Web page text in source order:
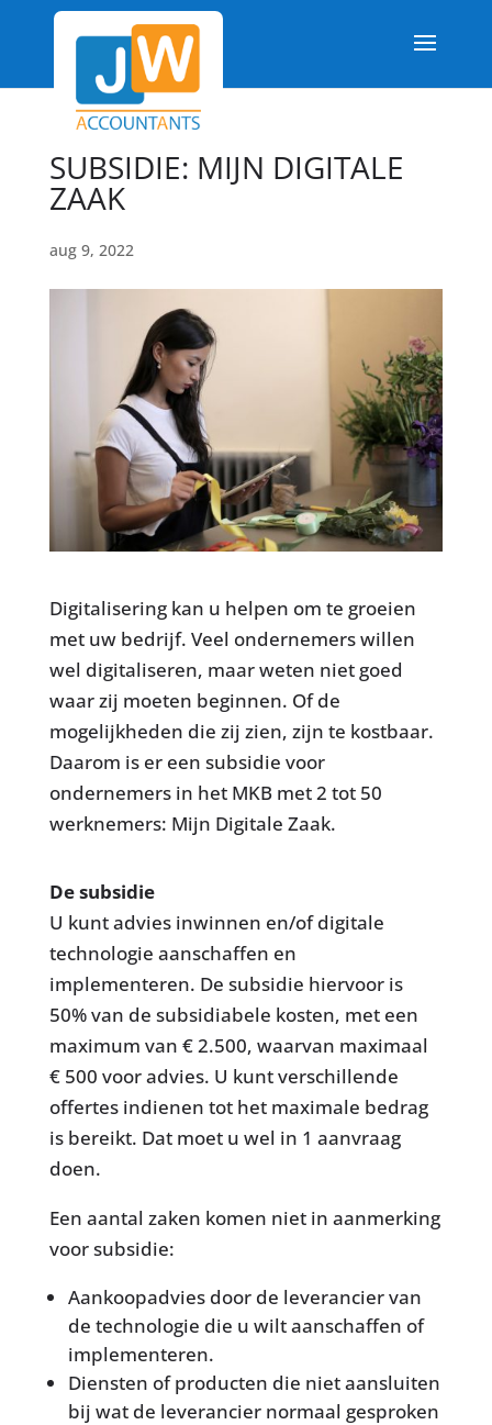
SUBSIDIE: MIJN DIGITALE
ZAAK
aug 9, 2022
Digitalisering kan u helpen om te groeien
met uw bedrijf. Veel ondernemers willen
wel digitaliseren, maar weten niet goed
waar zij moeten beginnen. Of de
mogelijkheden die zij zien, zijn te kostbaar.
Daarom is er een subsidie voor
ondernemers in het MKB met 2 tot 50
werknemers: Mijn Digitale Zaak.
De subsidie
U kunt advies inwinnen en/of digitale
technologie aanschaffen en
implementeren. De subsidie hiervoor is
50% van de subsidiabele kosten, met een
maximum van € 2.500, waarvan maximaal
€ 500 voor advies. U kunt verschillende
offertes indienen tot het maximale bedrag
is bereikt. Dat moet u wel in 1 aanvraag
doen.
Een aantal zaken komen niet in aanmerking
voor subsidie:
Aankoopadvies door de leverancier van
de technologie die u wilt aanschaffen of
implementeren.
Diensten of producten die niet aansluiten
bij wat de leverancier normaal gesproken